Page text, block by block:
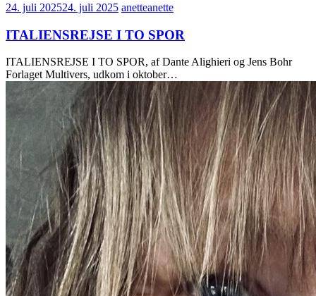
24. juli 202524. juli 2025 anetteanette
ITALIENSREJSE I TO SPOR
ITALIENSREJSE I TO SPOR, af Dante Alighieri og Jens Bohr
Forlaget Multivers, udkom i oktober…